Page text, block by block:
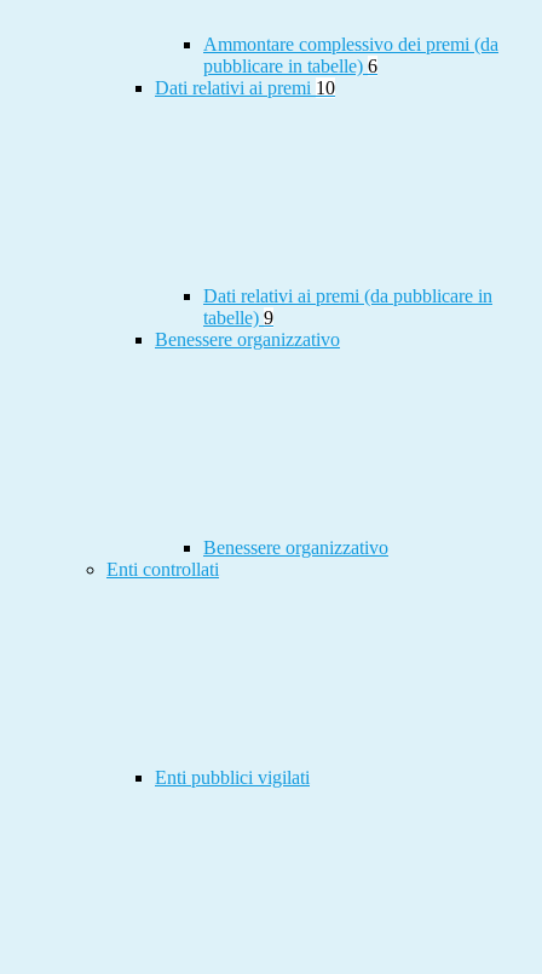
Ammontare complessivo dei premi (da
pubblicare in tabelle) 6
Dati relativi ai premi 10
Dati relativi ai premi (da pubblicare in
tabelle) 9
Benessere organizzativo
Benessere organizzativo
Enti controllati
Enti pubblici vigilati